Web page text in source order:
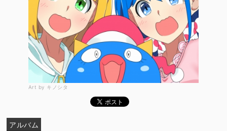
Art by キノシタ
アルバム